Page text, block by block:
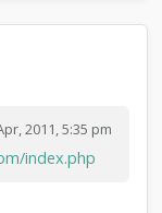
2011, 5:35 pm
index.php